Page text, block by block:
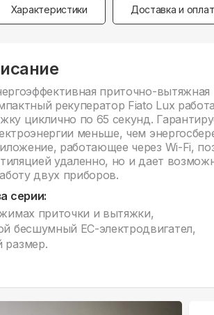
Характеристики Доставка и
приточно-вытяжная
рекуператор Fiato Lux
циклично по 65 секунд.
меньше, чем
работающее через Wi-Fi,
удаленно, но и дает
двух приборов.
серии:
приточки и вытяжки,
бесшумный EC-электродвигател,
размер.